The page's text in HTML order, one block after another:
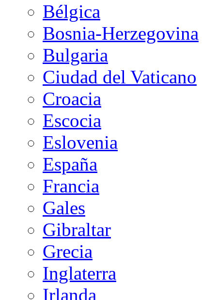
Bélgica
Bosnia-Herzegovina
Bulgaria
Ciudad del Vaticano
Croacia
Escocia
Eslovenia
España
Francia
Gales
Gibraltar
Grecia
Inglaterra
Irlanda